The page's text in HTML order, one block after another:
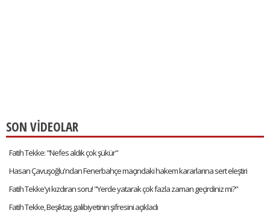
SON VİDEOLAR
Fatih Tekke: "Nefes aldık çok şükür"
Hasan Çavuşoğlu'ndan Fenerbahçe maçındaki hakem kararlarına sert eleştiri
Fatih Tekke'yi kızdıran soru! "Yerde yatarak çok fazla zaman geçirdiniz mi?"
Fatih Tekke, Beşiktaş galibiyetinin şifresini açıkladı